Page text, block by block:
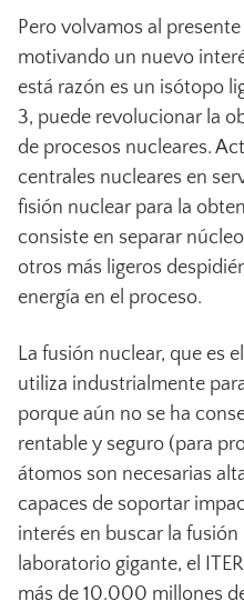
Pero volvamos al
motivando un nuevo
está razón es un isótopo
3, puede revolucionar la
de procesos nucleares.
centrales nucleares en
fisión nuclear para la
consiste en separar
otros más ligeros
energía en el proceso.
La fusión nuclear, que es
utiliza industrialmente
porque aún no se ha
rentable y seguro (para
átomos son necesarias
capaces de soportar
interés en buscar la
laboratorio gigante, el
más de 10.000 millones